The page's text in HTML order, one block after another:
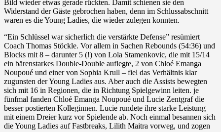
Bild wieder etwas gerade rückten. Damit schienen sie den
Widerstand der Gäste gebrochen haben, denn im Schlussabschnitt
waren es die Young Ladies, die wieder zulegen konnten.
“Ein Schlüssel war sicherlich die verstärkte Defense” resümiert
Coach Thomas Stöckle. Vor allem in Sachen Rebounds (54:36) und
Blocks mit 8 – darunter 5 (!) von Lola Stamenkovic, die mit 15/14
ein bärenstarkes Double-Double auflegte, 2 von Chloé Emanga
Noupoué und einer von Sophia Krull – fiel das Verhältnis klar
zugunsten der Young Ladies aus. Aber auch die Assists bewegten
sich mit 16 in Regionen, die in Richtung Spielgewinn leiten. je
fünfmal fanden Chloé Emanga Noupoué und Lucie Zentgraf die
besser postierten Kolleginnen. Lucie rundete ihre starke Leistung
mit einem Dreier kurz vor Spielende ab. Noch einmal besannen sich
die Young Ladies auf Fastbreaks, Lilith Maitra vorweg, und zogen